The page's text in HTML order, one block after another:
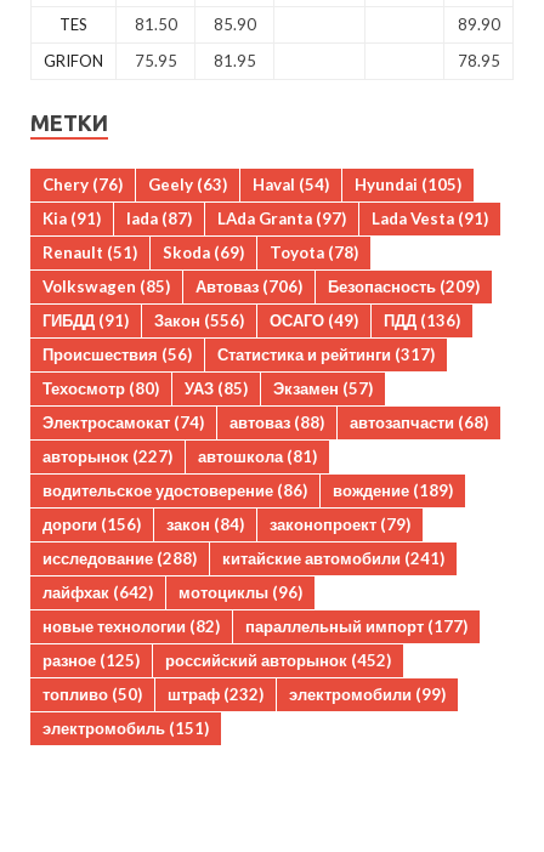
TES
81.50 85.90
89.90
GRIFON
75.95 81.95 78.95
МЕТКИ
Chery (76) Geely (63) Haval (54) Hyundai (105)
Kia (91) lada (87) LAda Granta (97) Lada Vesta (91)
Renault (51) Skoda (69) Toyota (78)
Volkswagen (85) Автоваз (706) Безопасность (209)
ГИБДД (91) Закон (556) ОСАГО (49) ПДД (136)
Происшествия (56) Статистика и рейтинги (317)
Техосмотр (80) УАЗ (85) Экзамен (57)
Электросамокат (74) автоваз (88) автозапчасти (68)
авторынок (227) автошкола (81)
водительское удостоверение (86) вождение (189)
дороги (156) закон (84) законопроект (79)
исследование (288) китайские автомобили (241)
лайфхак (642) мотоциклы (96)
новые технологии (82) параллельный импорт (177)
разное (125) российский авторынок (452)
топливо (50) штраф (232) электромобили (99)
электромобиль (151)